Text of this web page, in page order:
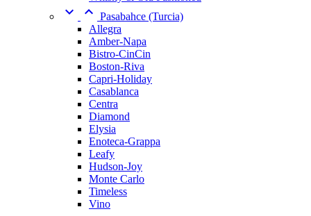
  Pasabahce (Turcia)
Allegra
Amber-Napa
Bistro-CinCin
Boston-Riva
Capri-Holiday
Casablanca
Centra
Diamond
Elysia
Enoteca-Grappa
Leafy
Hudson-Joy
Monte Carlo
Timeless
Vino